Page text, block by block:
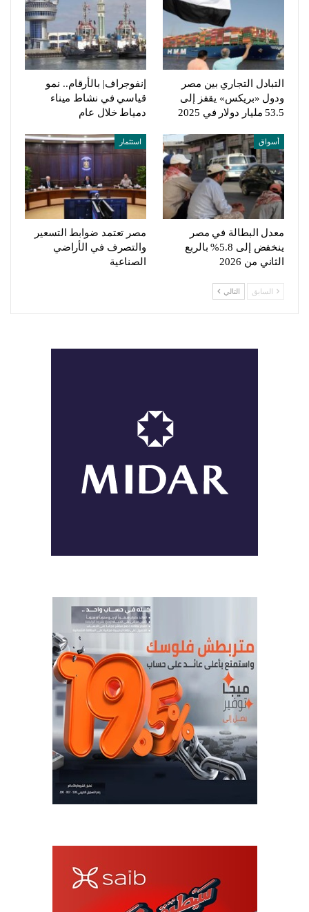
التبادل التجاري بين مصر
ودول «بريكس» يقفز إلى
53.5 مليار دولار في 2025
إنفوجراف| بالأرقام.. نمو
قياسي في نشاط ميناء
دمياط خلال عام
أسواق
معدل البطالة في مصر
ينخفض إلى 5.8% بالربع
الثاني من 2026
استثمار
مصر تعتمد ضوابط التسعير
والتصرف في الأراضي
الصناعية
السابق التالي